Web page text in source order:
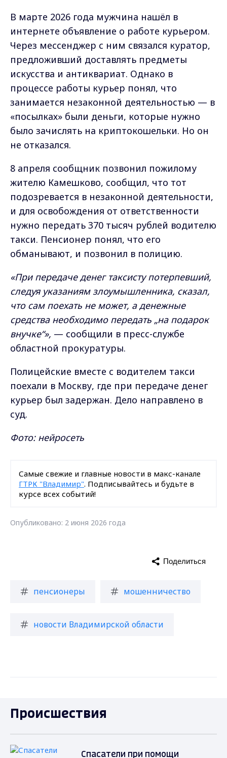
В марте 2026 года мужчина нашёл в
интернете объявление о работе курьером.
Через мессенджер с ним связался куратор,
предложивший доставлять предметы
искусства и антиквариат. Однако в
процессе работы курьер понял, что
занимается незаконной деятельностью — в
«посылках» были деньги, которые нужно
было зачислять на криптокошельки. Но он
не отказался.
8 апреля сообщник позвонил пожилому
жителю Камешково, сообщил, что тот
подозревается в незаконной деятельности,
и для освобождения от ответственности
нужно передать 370 тысяч рублей водителю
такси. Пенсионер понял, что его
обманывают, и позвонил в полицию.
«При передаче денег таксисту потерпевший,
следуя указаниям злоумышленника, сказал,
что сам поехать не может, а денежные
средства необходимо передать „на подарок
внучке“», — сообщили в пресс-службе
областной прокуратуры.
Полицейские вместе с водителем такси
поехали в Москву, где при передаче денег
курьер был задержан. Дело направлено в
суд.
Фото: нейросеть
Самые свежие и главные новости в макс-канале
ГТРК "Владимир". Подписывайтесь и будьте в
курсе всех событий!
Опубликовано: 2 июня 2026 года
пенсионеры мошенничество
новости Владимирской области
Поделиться
Происшествия
Спасатели при помощи